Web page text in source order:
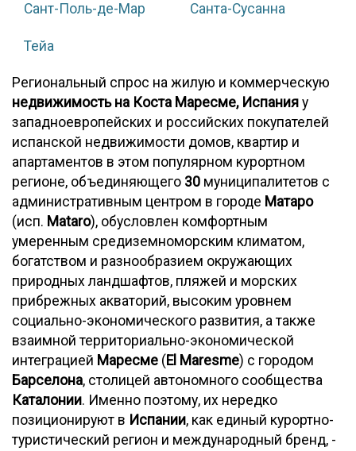
Сант-Поль-де-Мар Санта-Сусанна
Тейа
Региональный спрос на жилую и коммерческую
недвижимость на Коста Маресме, Испания у
западноевропейских и российских покупателей
испанской недвижимости домов, квартир и
апартаментов в этом популярном курортном
регионе, объединяющего 30 муниципалитетов с
административным центром в городе Матаро
(исп. Mataro), обусловлен комфортным
умеренным средиземноморским климатом,
богатством и разнообразием окружающих
природных ландшафтов, пляжей и морских
прибрежных акваторий, высоким уровнем
социально-экономического развития, а также
взаимной территориально-экономической
интеграцией Маресме ( El Maresme) с городом
Барселона, столицей автономного сообщества
Каталонии. Именно поэтому, их нередко
позиционируют в Испании, как единый курортно-
туристический регион и международный бренд, -